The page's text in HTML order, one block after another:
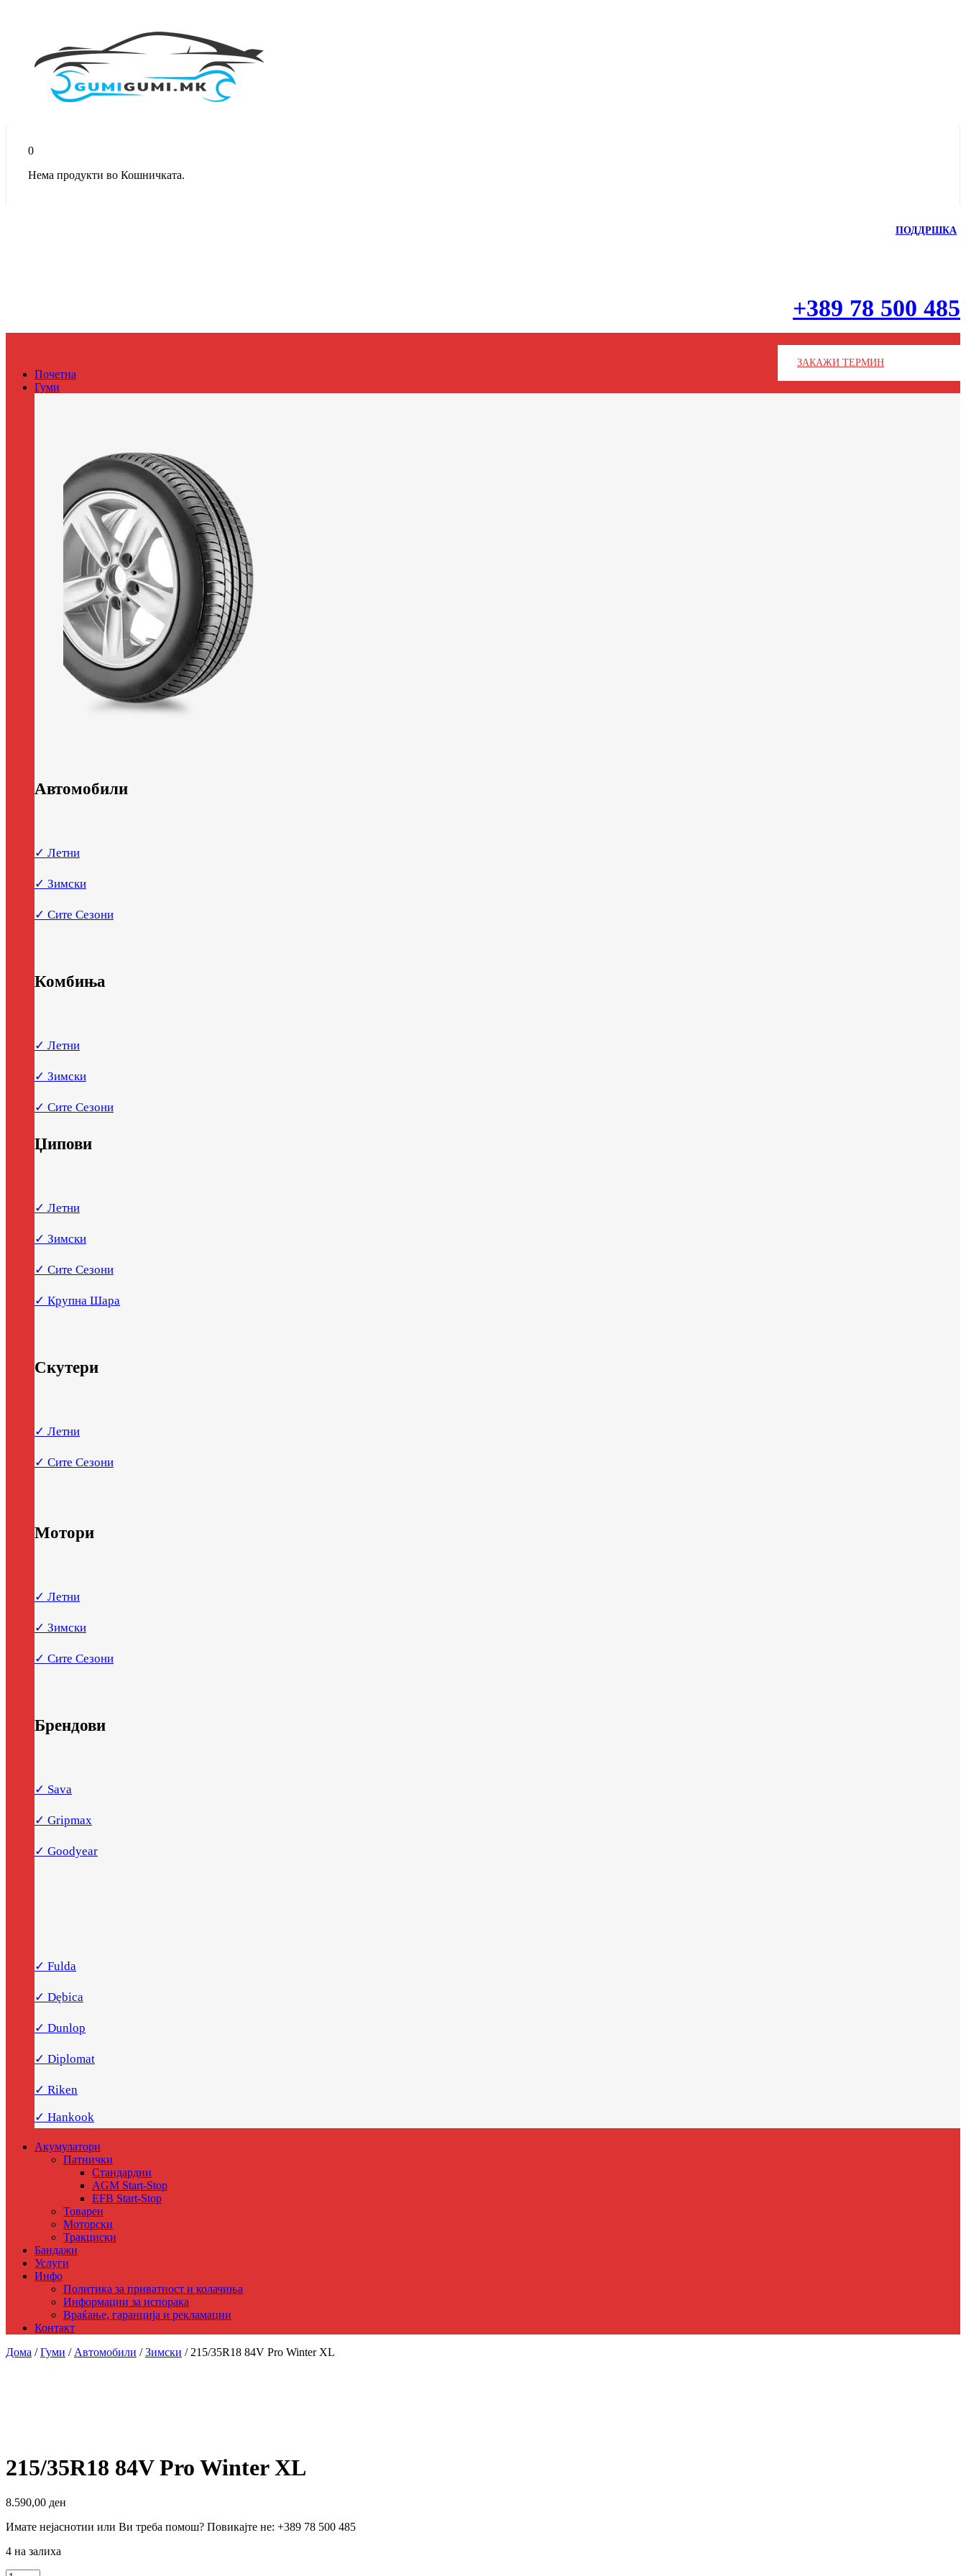
0
Нема продукти во Кошничката.
ПОДДРШКА
+389 78 500 485
ЗАКАЖИ ТЕРМИН
Почетна
Гуми
Автомобили
✓ Летни
✓ Зимски
✓ Сите Сезони
Комбиња
✓ Летни
✓ Зимски
✓ Сите Сезони
Џипови
✓ Летни
✓ Зимски
✓ Сите Сезони
✓ Крупна Шара
Скутери
✓ Летни
✓ Сите Сезони
Мотори
✓ Летни
✓ Зимски
✓ Сите Сезони
Брендови
✓ Sava
✓ Gripmax
✓ Goodyear
✓ Fulda
✓ Dębica
✓ Dunlop
✓ Diplomat
✓ Riken
✓ Hankook
Акумулатори
Патнички
Стандардни
AGM Start-Stop
EFB Start-Stop
Товарен
Моторски
Тракциски
Бандажи
Услуги
Инфо
Политика за приватност и колачиња
Информации за испорака
Враќање, гаранција и рекламации
Контакт
Дома /Гуми / Автомобили /Зимски / 215/35R18 84V Pro Winter XL
215/35R18 84V Pro Winter XL
8.590,00 ден
Имате нејаснотии или Ви треба помош? Повикајте не: +389 78 500 485
4 на залиха